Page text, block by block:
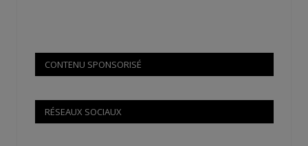
CONTENU SPONSORISÉ
RÉSEAUX SOCIAUX